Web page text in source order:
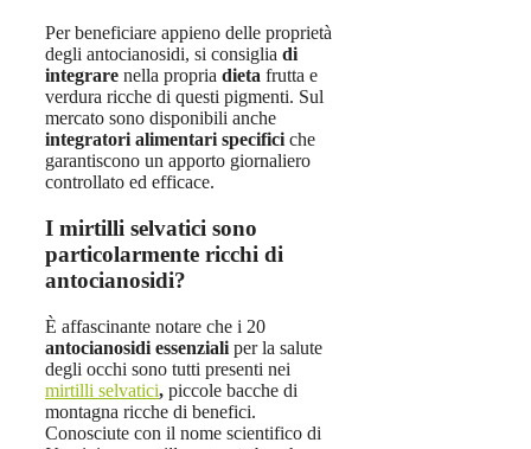
Per beneficiare appieno delle proprietà
degli antocianosidi, si consiglia di
integrare nella propria dieta frutta e
verdura ricche di questi pigmenti. Sul
mercato sono disponibili anche
integratori alimentari specificiche
garantiscono un apporto giornaliero
controllato ed efficace.
I mirtilli selvatici sono
particolarmente ricchi di
antocianosidi?
È affascinante notare che i 20
antocianosidi essenziali per la salute
degli occhi sono tutti presenti nei
mirtilli selvatici, piccole bacche di
montagna ricche di benefici.
Conosciute con il nome scientifico di